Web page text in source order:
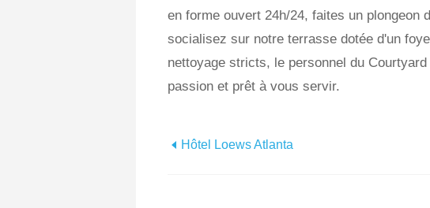
en forme ouvert 24h/24, faites un plongeon
socialisez sur notre terrasse dotée d'un
nettoyage stricts, le personnel du
passion et prêt à vous servir.
Hôtel Loews Atlanta